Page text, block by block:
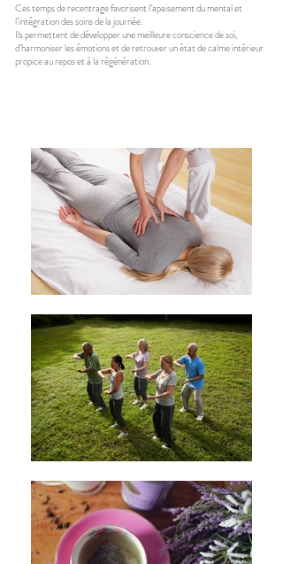
Ces temps de recentrage favorisent l’apaisement du mental et
l’intégration des soins de la journée.
Ils permettent de développer une meilleure conscience de soi,
d’harmoniser les émotions et de retrouver un état de calme intérieur
propice au repos et à la régénération.